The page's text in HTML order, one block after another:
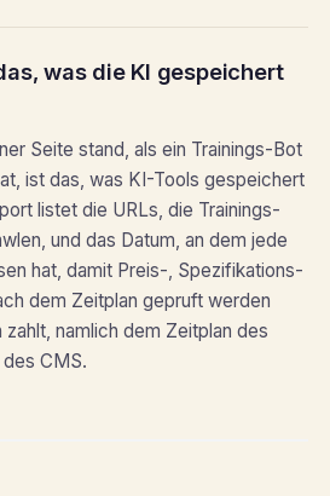
was die KI gespeichert
Seite stand, als ein Trainings-Bot
ist das, was KI-Tools gespeichert
listet die URLs, die Trainings-
und das Datum, an dem jede
hat, damit Preis-, Spezifikations-
dem Zeitplan gepruft werden
namlich dem Zeitplan des
CMS.